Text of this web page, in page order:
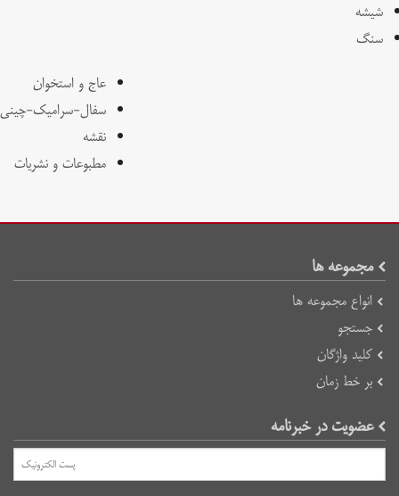
شیشه
سنگ
عاج و استخوان
سفال-سرامیک-چینی
نقشه
مطبوعات و نشریات
مجموعه ها
انواع مجموعه ها
جستجو
کلید واژگان
بر خط زمان
عضویت در خبرنامه